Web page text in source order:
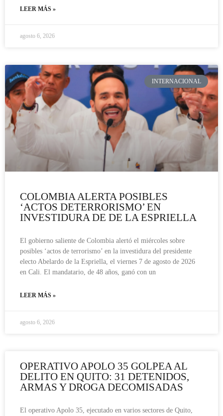
LEER MÁS »
agosto 6, 2026
INTERNACIONAL
COLOMBIA ALERTA POSIBLES
‘ACTOS DETERRORISMO’ EN
INVESTIDURA DE DE LA ESPRIELLA
El gobierno saliente de Colombia alertó el miércoles sobre
posibles ‘actos de terrorismo’ en la investidura del presidente
electo Abelardo de la Espriella, el viernes 7 de agosto de 2026
en Cali. El mandatario, de 48 años, ganó con un
LEER MÁS »
agosto 6, 2026
OPERATIVO APOLO 35 GOLPEA AL
DELITO EN QUITO: 31 DETENIDOS,
ARMAS Y DROGA DECOMISADAS
El operativo Apolo 35, ejecutado en varios sectores de Quito,